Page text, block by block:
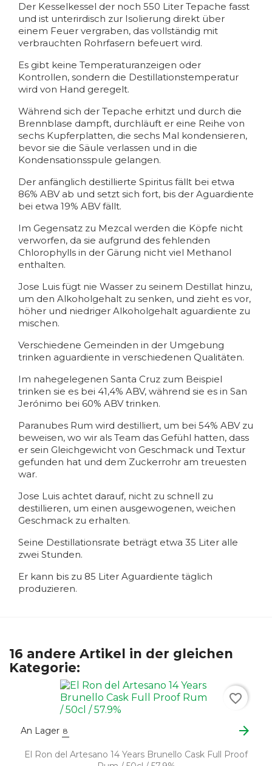
Der Kesselkessel der noch 550 Liter Tepache fasst
und ist unterirdisch zur Isolierung direkt über
einem Feuer vergraben, das vollständig mit
verbrauchten Rohrfasern befeuert wird.
Es gibt keine Temperaturanzeigen oder
Kontrollen, sondern die Destillationstemperatur
wird von Hand geregelt.
Während sich der Tepache erhitzt und durch die
Brennblase dampft, durchläuft er eine Reihe von
sechs Kupferplatten, die sechs Mal kondensieren,
bevor sie die Säule verlassen und in die
Kondensationsspule gelangen.
Der anfänglich destillierte Spiritus fällt bei etwa
86% ABV ab und setzt sich fort, bis der Aguardiente
bei etwa 19% ABV fällt.
Im Gegensatz zu Mezcal werden die Köpfe nicht
verworfen, da sie aufgrund des fehlenden
Chlorophylls in der Gärung nicht viel Methanol
enthalten.
Jose Luis fügt nie Wasser zu seinem Destillat hinzu,
um den Alkoholgehalt zu senken, und zieht es vor,
höher und niedriger Alkoholgehalt aguardiente zu
mischen.
Verschiedene Gemeinden in der Umgebung
trinken aguardiente in verschiedenen Qualitäten.
Im nahegelegenen Santa Cruz zum Beispiel
trinken sie es bei 41,4% ABV, während sie es in San
Jerónimo bei 60% ABV trinken.
Paranubes Rum wird destilliert, um bei 54% ABV zu
beweisen, wo wir als Team das Gefühl hatten, dass
er sein Gleichgewicht von Geschmack und Textur
gefunden hat und dem Zuckerrohr am treuesten
war.
Jose Luis achtet darauf, nicht zu schnell zu
destillieren, um einen ausgewogenen, weichen
Geschmack zu erhalten.
Seine Destillationsrate beträgt etwa 35 Liter alle
zwei Stunden.
Er kann bis zu 85 Liter Aguardiente täglich
produzieren.
16 andere Artikel in der gleichen
Kategorie:
An Lager 8 arrow_forward
El Ron del Artesano 14 Years Brunello Cask Full Proof
favorite_border